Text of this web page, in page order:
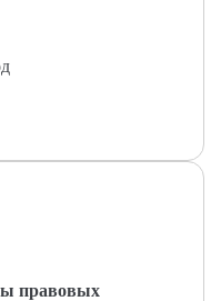
правовых